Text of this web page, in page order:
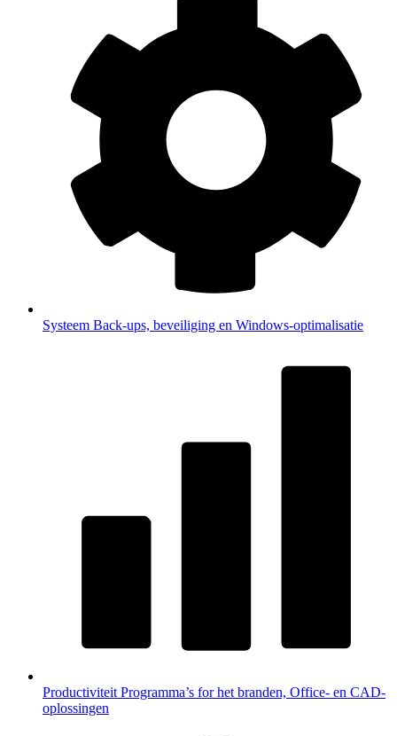
Systeem Back-ups, beveiliging en Windows-optimalisatie
Productiviteit Programma’s for het branden, Office- en CAD-
oplossingen